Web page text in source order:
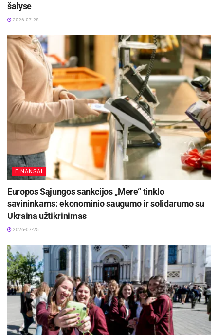
šalyse
2026-07-28
FINANSAI
Europos Sąjungos sankcijos „Mere“ tinklo
savininkams: ekonominio saugumo ir solidarumo su
Ukraina užtikrinimas
2026-07-25